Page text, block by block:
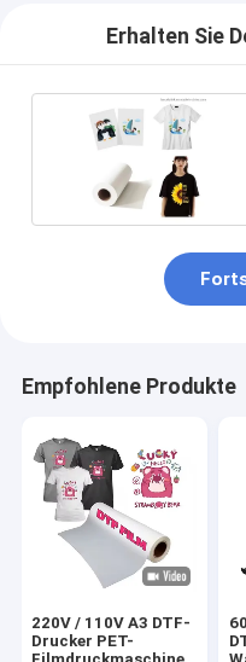
Erhalten Sie
Empfohlene Produkte
220V / 110V A3 DTF-
Drucker PET-